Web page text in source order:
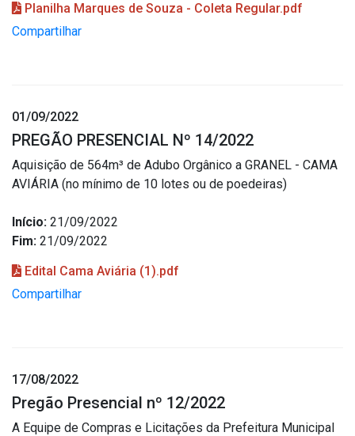
Planilha Marques de Souza - Coleta Regular.pdf
Compartilhar
01/09/2022
PREGÃO PRESENCIAL Nº 14/2022
Aquisição de 564m³ de Adubo Orgânico a GRANEL - CAMA
AVIÁRIA (no mínimo de 10 lotes ou de poedeiras)
Início: 21/09/2022
Fim: 21/09/2022
Edital Cama Aviária (1).pdf
Compartilhar
17/08/2022
Pregão Presencial nº 12/2022
A Equipe de Compras e Licitações da Prefeitura Municipal